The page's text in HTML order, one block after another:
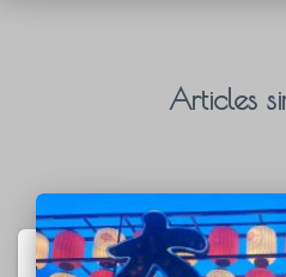
Articles